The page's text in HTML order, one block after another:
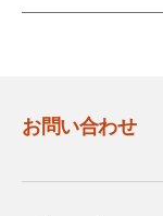
お問い合わせ